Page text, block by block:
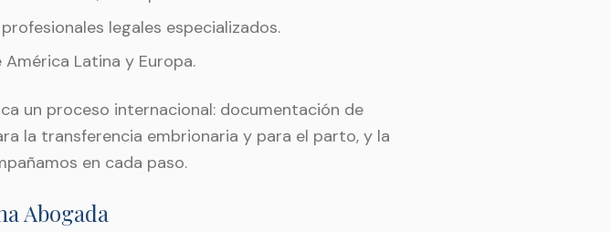
legales especializados.
Latina y Europa.
un proceso internacional: documentación de
la transferencia embrionaria y para el parto, y la
en cada paso.
Abogada